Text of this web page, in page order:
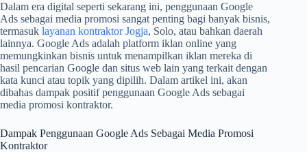
Dalam era digital seperti sekarang ini, penggunaan Google
Ads sebagai media promosi sangat penting bagi banyak bisnis,
termasuk layanan kontraktor Jogja, Solo, atau bahkan daerah
lainnya. Google Ads adalah platform iklan online yang
memungkinkan bisnis untuk menampilkan iklan mereka di
hasil pencarian Google dan situs web lain yang terkait dengan
kata kunci atau topik yang dipilih. Dalam artikel ini, akan
dibahas dampak positif penggunaan Google Ads sebagai
media promosi kontraktor.
Dampak Penggunaan Google Ads Sebagai Media Promosi
Kontraktor